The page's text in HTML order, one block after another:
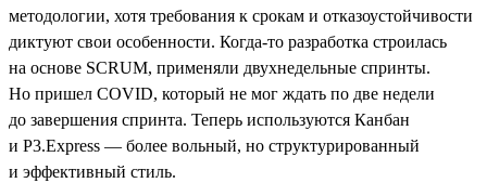
методологии, хотя требования к срокам и отказоустойчивости
диктуют свои особенности. Когда-то разработка строилась
на основе SCRUM, применяли двухнедельные спринты.
Но пришел COVID, который не мог ждать по две недели
до завершения спринта. Теперь используются Канбан
и P3.Express — более вольный, но структурированный
и эффективный стиль.